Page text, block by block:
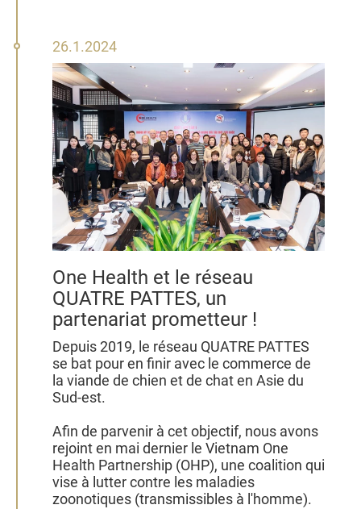
26
janvier
2024
26.1.2024
One Health et le réseau
QUATRE PATTES, un
partenariat prometteur !
Depuis 2019, le réseau QUATRE PATTES
se bat pour en finir avec le commerce de
la viande de chien et de chat en Asie du
Sud-est.
Afin de parvenir à cet objectif, nous avons
rejoint en mai dernier le Vietnam One
Health Partnership (OHP), une coalition qui
vise à lutter contre les maladies
zoonotiques (transmissibles à l'homme).